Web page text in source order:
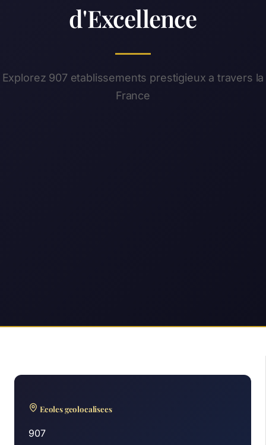
d'Excellence
Explorez 907 etablissements prestigieux a travers la
France
Ecoles geolocalisees
907